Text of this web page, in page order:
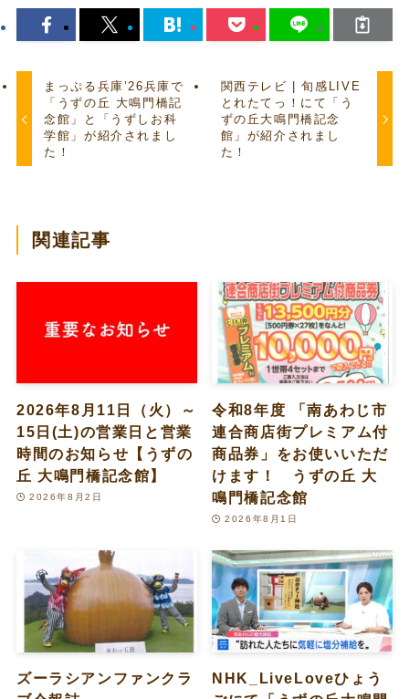
まっぷる兵庫’26兵庫で
「うずの丘 大鳴門橋記
念館」と「うずしお科
学館」が紹介されまし
た！
関西テレビ | 旬感LIVE
とれたてっ！にて「う
ずの丘大鳴門橋記念
館」が紹介されまし
た！
関連記事
2026年8月11日（火）～
15日(土)の営業日と営業
時間のお知らせ【うずの
丘 大鳴門橋記念館】
2026年8月2日
令和8年度 「南あわじ市
連合商店街プレミアム付
商品券」をお使いいただ
けます！ うずの丘 大
鳴門橋記念館
2026年8月1日
ズーラシアンファンクラ
NHK_LiveLoveひょう